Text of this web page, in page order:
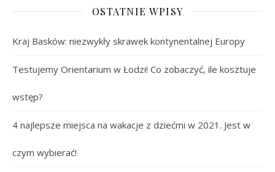
OSTATNIE WPISY
Kraj Basków: niezwykły skrawek kontynentalnej Europy
Testujemy Orientarium w Łodzi! Co zobaczyć, ile kosztuje
wstęp?
4 najlepsze miejsca na wakacje z dziećmi w 2021. Jest w
czym wybierać!